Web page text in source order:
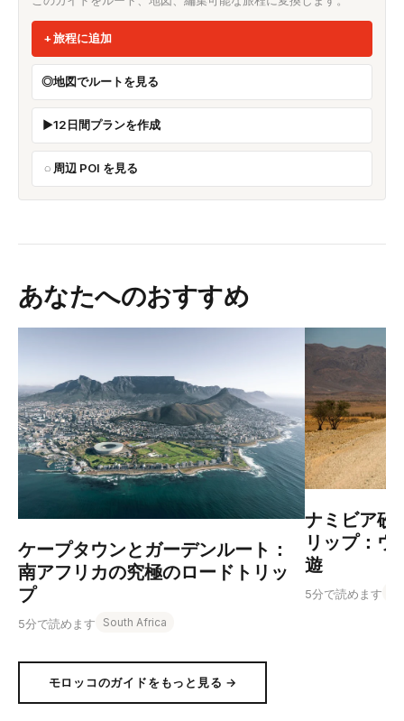
旅程に追加
地図でルートを見る
12日間プランを作成
周辺 POI を見る
あなたへのおすすめ
ケープタウンとガーデンルート：
南アフリカの究極のロードトリッ
プ
5分で読めます South Africa
ナミビア砂
リップ：ウ
遊
5分で読めます
モロッコのガイドをもっと見る →